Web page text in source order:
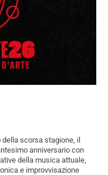
scorsa stagione, il
anniversario con
della musica attuale,
e improvvisazione